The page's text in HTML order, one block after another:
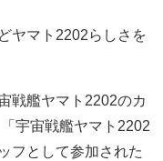
ヤマト2202らしさを
戦艦ヤマト2202のカ
宇宙戦艦ヤマト2202
フとして参加された